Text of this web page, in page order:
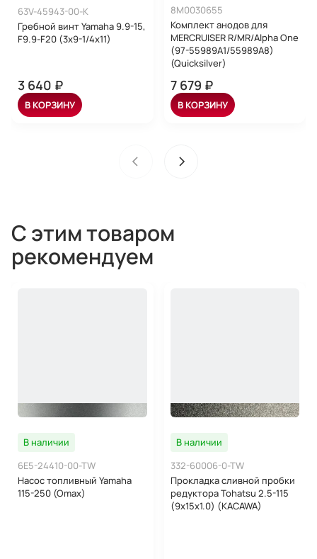
63V-45943-00-K
Гребной винт Yamaha 9.9-15,
F9.9-F20 (3x9-1/4x11)
3 640 ₽
В КОРЗИНУ
8M0030655
Комплект анодов для
MERCRUISER R/MR/Alpha One
(97-55989A1/55989A8)
(Quicksilver)
7 679 ₽
В КОРЗИНУ
С этим товаром
рекомендуем
В наличии
6E5-24410-00-TW
Насос топливный Yamaha
115-250 (Omax)
В наличии
332-60006-0-TW
Прокладка сливной пробки
редуктора Tohatsu 2.5-115
(9х15х1.0) (KACAWA)